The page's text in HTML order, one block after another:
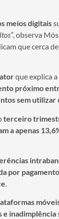
meios digitais
, observa
que cerca de
que explica a
próximo
sem
terceiro
a apenas
por
.
e inadimplência